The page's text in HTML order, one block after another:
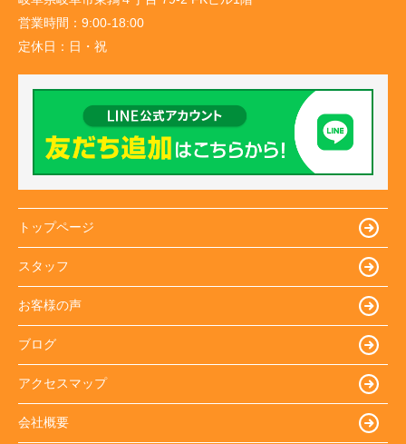
営業時間： 9:00-18:00
定休日： 日・祝
トップページ
スタッフ
お客様の声
ブログ
アクセスマップ
会社概要